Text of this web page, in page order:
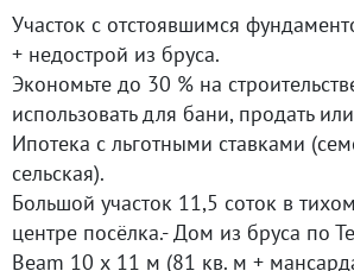
Участок с отстоявшимся
+ недострой из бруса.
Экономьте до 30 % на
использовать для бани, продать
Ипотека с льготными ставками
сельская).
Большой участок 11,5 соток в
центре посёлка.- Дом из бруса по
Beam 10 х 11 м (81 кв. м +